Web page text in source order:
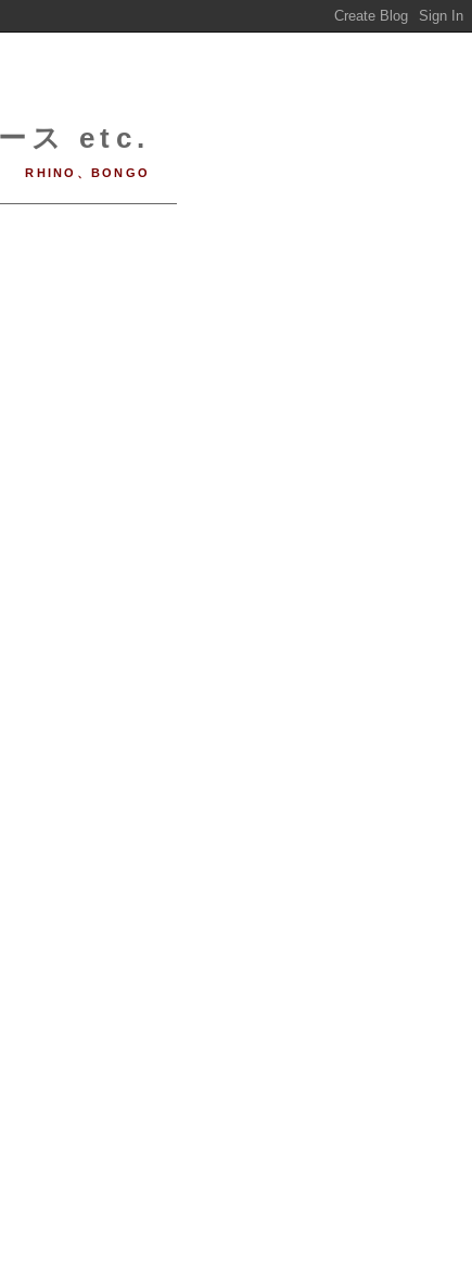
ス etc.
RHINO、BONGO